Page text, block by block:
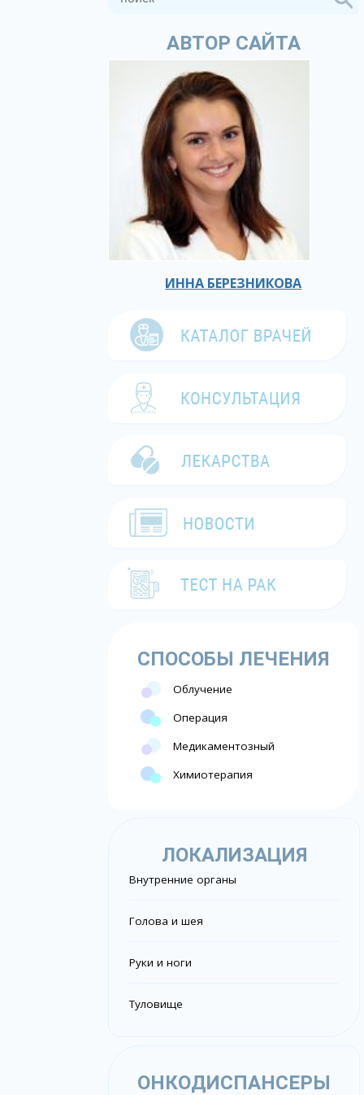
АВТОР САЙТА
ИННА БЕРЕЗНИКОВА
СПОСОБЫ ЛЕЧЕНИЯ
Облучение
Операция
Медикаментозный
Химиотерапия
ЛОКАЛИЗАЦИЯ
Внутренние органы
Голова и шея
Руки и ноги
Туловище
ОНКОДИСПАНСЕРЫ